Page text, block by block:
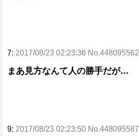
7: 2017/08/23 02:23:36 No.448095562
まあ見方なんて人の勝手だが…
9: 2017/08/23 02:23:50 No.448095587